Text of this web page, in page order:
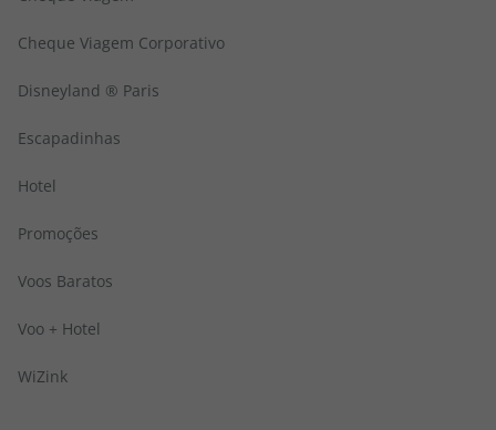
Cheque Viagem Corporativo
Disneyland ® Paris
Escapadinhas
Hotel
Promoções
Voos Baratos
Voo + Hotel
WiZink